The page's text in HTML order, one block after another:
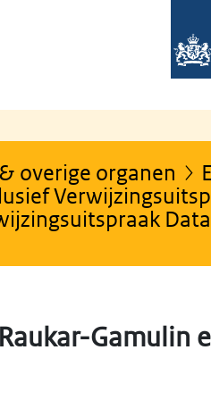
overige organen
Gamulin